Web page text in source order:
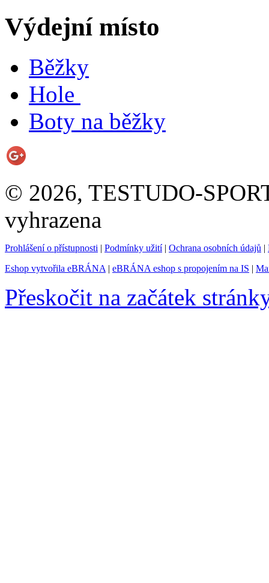
Výdejní místo
Běžky
Hole
Boty na běžky
© 2026, TESTUDO-
vyhrazena
Prohlášení o přístupnosti | Podmínky užití| Ochrana osobních údajů |
Eshop vytvořila eBRÁNA | eBRÁNA eshop s propojením na IS |
Přeskočit na začátek